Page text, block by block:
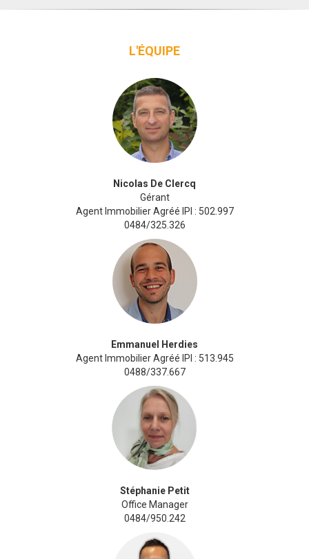
L'ÉQUIPE
Nicolas De Clercq
Gérant
Agent Immobilier Agréé IPI : 502.997
0484/325.326
Emmanuel Herdies
Agent Immobilier Agréé IPI : 513.945
0488/337.667
Stéphanie Petit
Office Manager
0484/950.242